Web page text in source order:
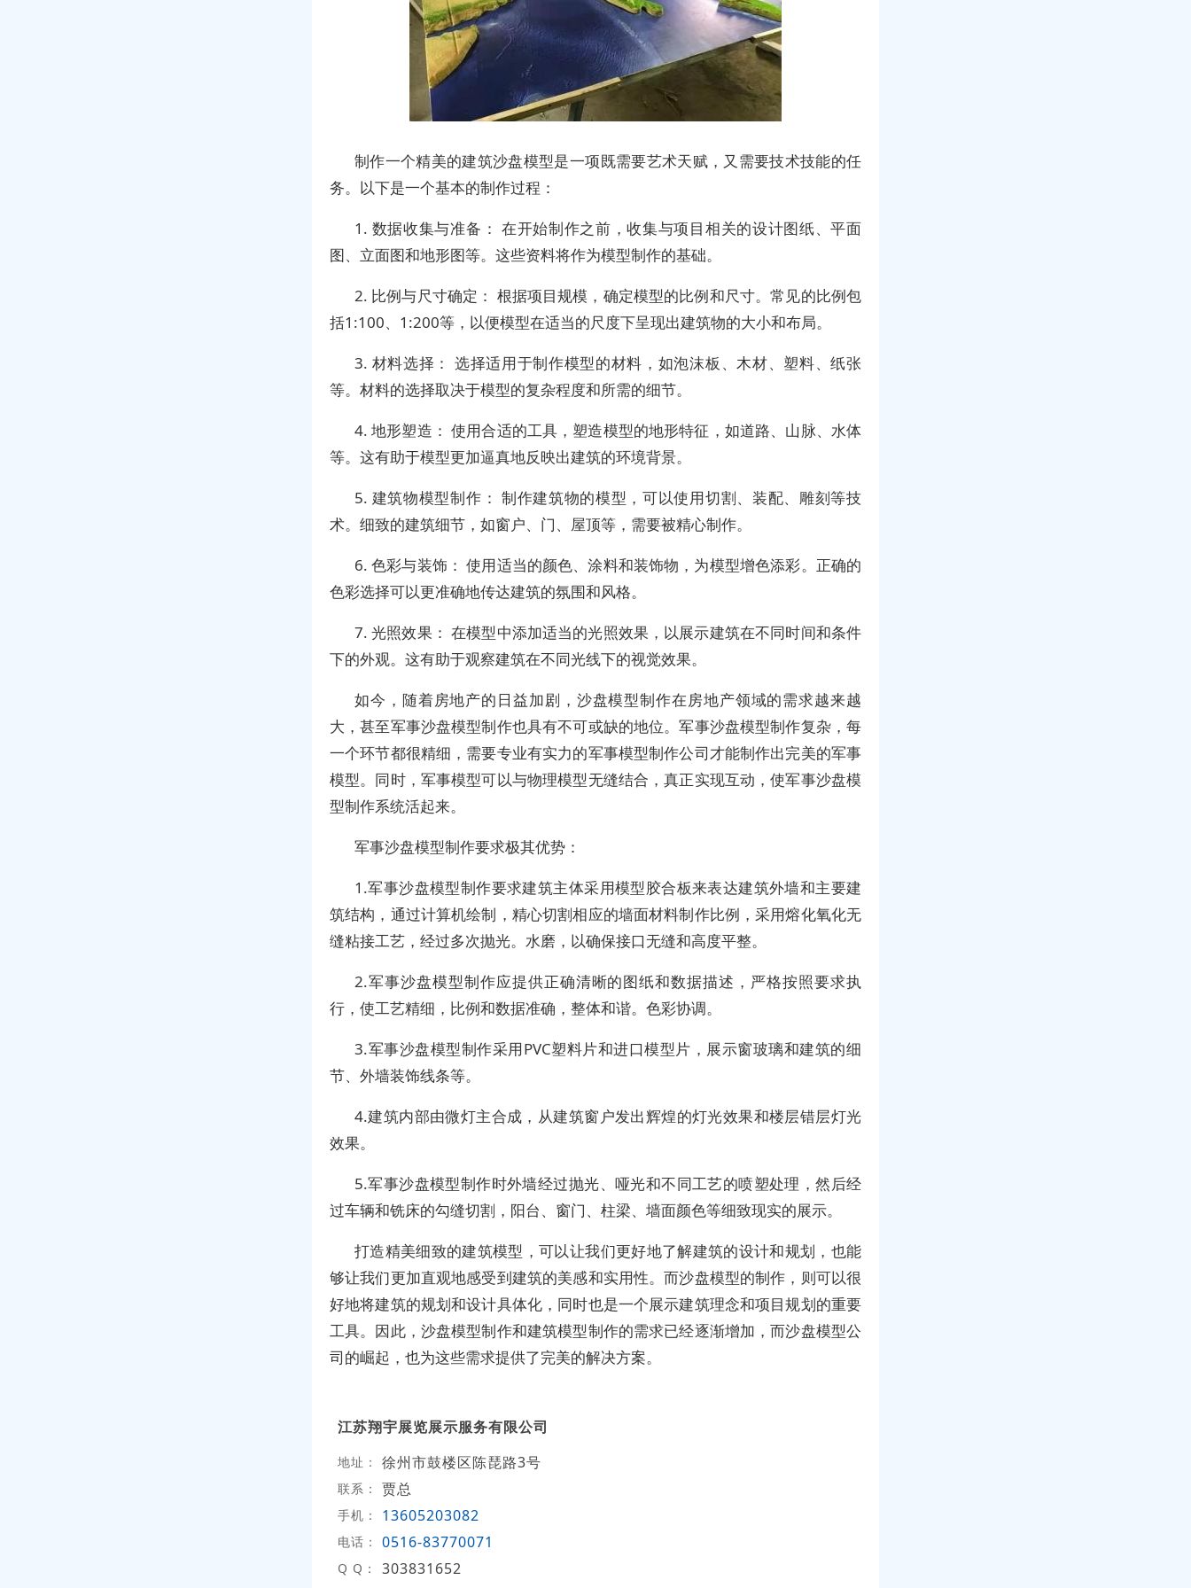
制作一个精美的建筑沙盘模型是一项既需要艺术天赋，又需要技术技能的任
务。以下是一个基本的制作过程：
1. 数据收集与准备： 在开始制作之前，收集与项目相关的设计图纸、平面
图、立面图和地形图等。这些资料将作为模型制作的基础。
2. 比例与尺寸确定： 根据项目规模，确定模型的比例和尺寸。常见的比例包
括1:100、1:200等，以便模型在适当的尺度下呈现出建筑物的大小和布局。
3. 材料选择： 选择适用于制作模型的材料，如泡沫板、木材、塑料、纸张
等。材料的选择取决于模型的复杂程度和所需的细节。
4. 地形塑造： 使用合适的工具，塑造模型的地形特征，如道路、山脉、水体
等。这有助于模型更加逼真地反映出建筑的环境背景。
5. 建筑物模型制作： 制作建筑物的模型，可以使用切割、装配、雕刻等技
术。细致的建筑细节，如窗户、门、屋顶等，需要被精心制作。
6. 色彩与装饰： 使用适当的颜色、涂料和装饰物，为模型增色添彩。正确的
色彩选择可以更准确地传达建筑的氛围和风格。
7. 光照效果： 在模型中添加适当的光照效果，以展示建筑在不同时间和条件
下的外观。这有助于观察建筑在不同光线下的视觉效果。
如今，随着房地产的日益加剧，沙盘模型制作在房地产领域的需求越来越
大，甚至军事沙盘模型制作也具有不可或缺的地位。军事沙盘模型制作复杂，每
一个环节都很精细，需要专业有实力的军事模型制作公司才能制作出完美的军事
模型。同时，军事模型可以与物理模型无缝结合，真正实现互动，使军事沙盘模
型制作系统活起来。
军事沙盘模型制作要求极其优势：
1.军事沙盘模型制作要求建筑主体采用模型胶合板来表达建筑外墙和主要建
筑结构，通过计算机绘制，精心切割相应的墙面材料制作比例，采用熔化氧化无
缝粘接工艺，经过多次抛光。水磨，以确保接口无缝和高度平整。
2.军事沙盘模型制作应提供正确清晰的图纸和数据描述，严格按照要求执
行，使工艺精细，比例和数据准确，整体和谐。色彩协调。
3.军事沙盘模型制作采用PVC塑料片和进口模型片，展示窗玻璃和建筑的细
节、外墙装饰线条等。
4.建筑内部由微灯主合成，从建筑窗户发出辉煌的灯光效果和楼层错层灯光
效果。
5.军事沙盘模型制作时外墙经过抛光、哑光和不同工艺的喷塑处理，然后经
过车辆和铣床的勾缝切割，阳台、窗门、柱梁、墙面颜色等细致现实的展示。
打造精美细致的建筑模型，可以让我们更好地了解建筑的设计和规划，也能
够让我们更加直观地感受到建筑的美感和实用性。而沙盘模型的制作，则可以很
好地将建筑的规划和设计具体化，同时也是一个展示建筑理念和项目规划的重要
工具。因此，沙盘模型制作和建筑模型制作的需求已经逐渐增加，而沙盘模型公
司的崛起，也为这些需求提供了完美的解决方案。
江苏翔宇展览展示服务有限公司
地址： 徐州市鼓楼区陈琵路3号
联系： 贾总
手机： 13605203082
电话： 0516-83770071
Q Q： 303831652